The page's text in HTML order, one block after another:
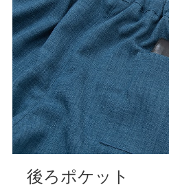
後ろポケット